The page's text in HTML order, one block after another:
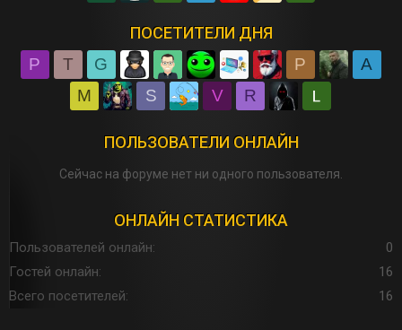
ПОСЕТИТЕЛИ ДНЯ
P T G P
A
M
S V R
ПОЛЬЗОВАТЕЛИ ОНЛАЙН
Сейчас на форуме нет ни одного пользователя.
ОНЛАЙН СТАТИСТИКА
Пользователей онлайн
0
Гостей онлайн
16
Всего посетителей
16